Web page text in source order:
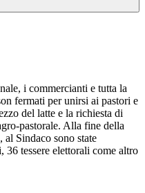
i commercianti e tutta la
fermati per unirsi ai pastori e
del latte e la richiesta di
pastorale. Alla fine della
Sindaco sono state
36 tessere elettorali come altro